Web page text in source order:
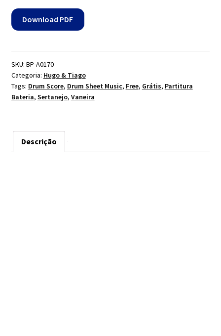
Download PDF
SKU: BP-A0170
Categoria: Hugo & Tiago
Tags: Drum Score, Drum Sheet Music, Free, Grátis, Partitura
Bateria, Sertanejo, Vaneira
Descrição